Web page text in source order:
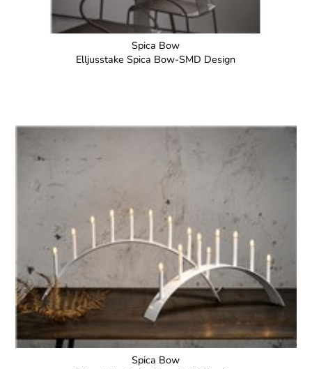
Spica Bow
Elljusstake Spica Bow-SMD Design
Spica Bow